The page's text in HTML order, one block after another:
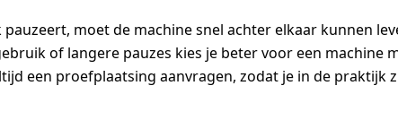
moet de machine snel achter elkaar kunnen
of langere pauzes kies je beter voor een
een proefplaatsing aanvragen, zodat je in de